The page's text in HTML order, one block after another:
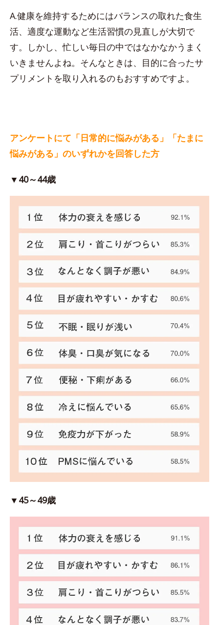
A.健康を維持するためにはバランスの取れた食生
活、適度な運動など生活習慣の見直しが大切で
す。しかし、忙しい毎日の中ではなかなかうまく
いきませんよね。そんなときは、目的に合ったサ
プリメントを取り入れるのもおすすめですよ。
アンケートにて「日常的に悩みがある」「たまに
悩みがある」のいずれかを回答した方
▼40～44歳
▼45～49歳